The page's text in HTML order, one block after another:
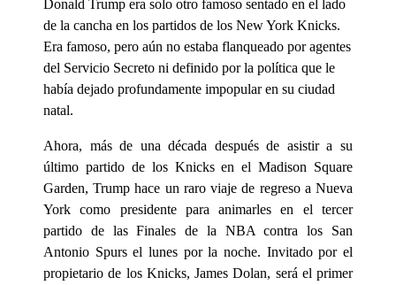
Donald Trump era solo otro famoso sentado en el lado
de la cancha en los partidos de los New York Knicks.
Era famoso, pero aún no estaba flanqueado por agentes
del Servicio Secreto ni definido por la política que le
había dejado profundamente impopular en su ciudad
natal.
Ahora, más de una década después de asistir a su
último partido de los Knicks en el Madison Square
Garden, Trump hace un raro viaje de regreso a Nueva
York como presidente para animarles en el tercer
partido de las Finales de la NBA contra los San
Antonio Spurs el lunes por la noche. Invitado por el
propietario de los Knicks, James Dolan, será el primer